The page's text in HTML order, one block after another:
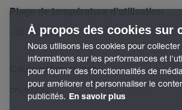
Plage de température d'utilisation
-30 – 100 °C
Couleur/Apparence
brun clair
À propos des cookies sur
Nous utilisons les cookies pour
informations sur les performances et
pour fournir des fonctionnalités de
pour améliorer et personnaliser le
publicités. En savoir plus